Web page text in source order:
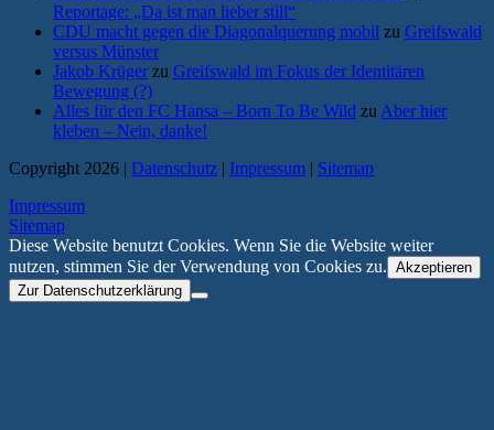
Reportage: „Da ist man lieber still“
CDU macht gegen die Diagonalquerung mobil zu Greifswald
versus Münster
Jakob Krüger zu Greifswald im Fokus der Identitären
Bewegung (?)
Alles für den FC Hansa – Born To Be Wild zu Aber hier
kleben – Nein, danke!
Copyright 2026 | Datenschutz | Impressum | Sitemap
Impressum
Sitemap
Diese Website benutzt Cookies. Wenn Sie die Website weiter
nutzen, stimmen Sie der Verwendung von Cookies zu. Akzeptieren
Zur Datenschutzerklärung